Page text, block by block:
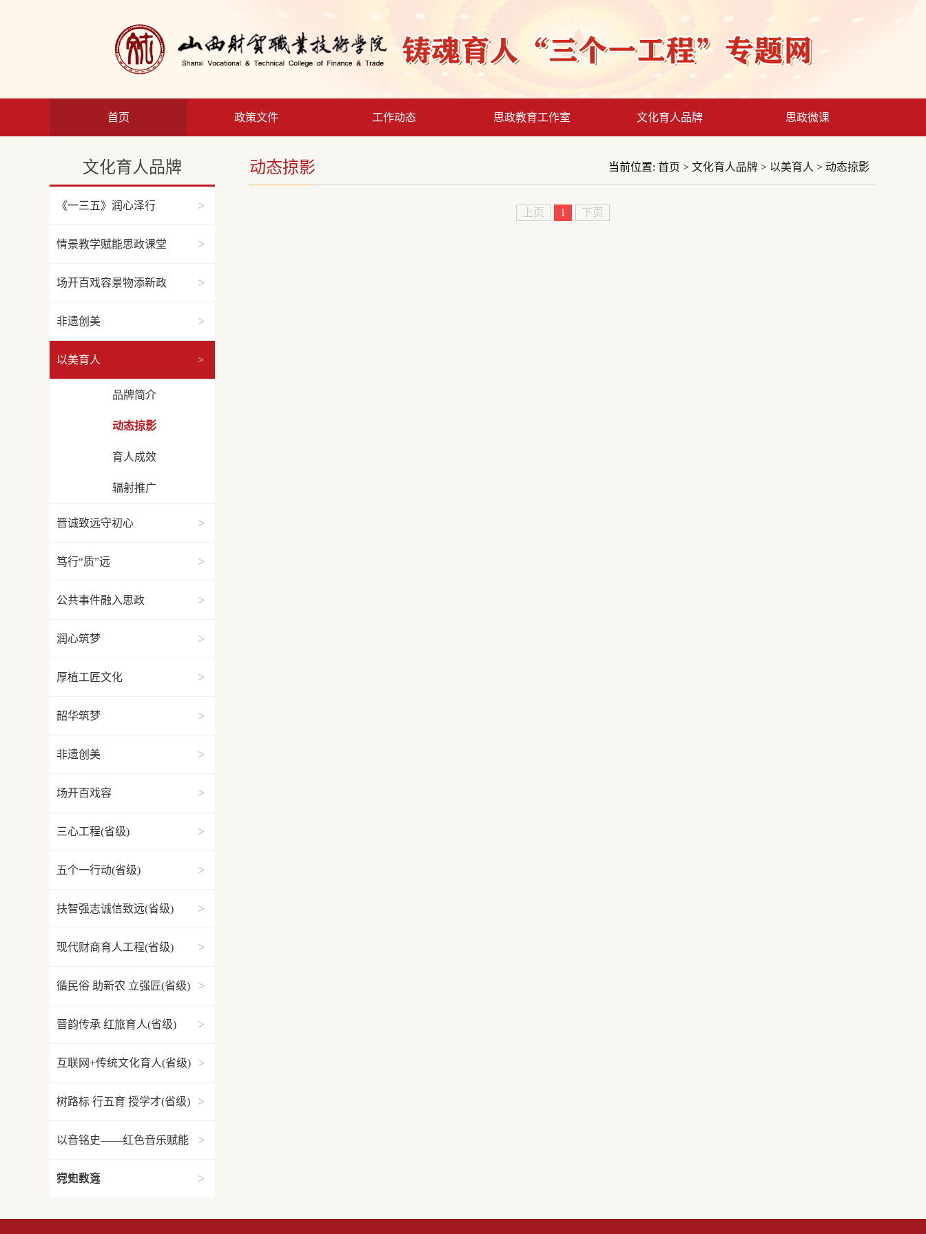
首页 政策文件 工作动态 思政教育工作室 文化育人品牌 思政微课
文化育人品牌
《一三五》润心泽行 >
情景教学赋能思政课堂 >
场开百戏容景物添新政 >
非遗创美 >
以美育人 >
品牌简介
动态掠影
育人成效
辐射推广
晋诚致远守初心 >
笃行“质”远 >
公共事件融入思政 >
润心筑梦 >
厚植工匠文化 >
韶华筑梦 >
非遗创美 >
场开百戏容 >
三心工程(省级) >
五个一行动(省级) >
扶智强志诚信致远(省级) >
现代财商育人工程(省级) >
循民俗 助新农 立强匠(省级) >
晋韵传承 红旅育人(省级) >
互联网+传统文化育人(省级) >
树路标 行五育 授学才(省级) >
以音铭史——红色音乐赋能
党史教育
>
行知致远 >
动态掠影 当前位置: 首页 > 文化育人品牌 > 以美育人 > 动态掠影
上页 1 下页